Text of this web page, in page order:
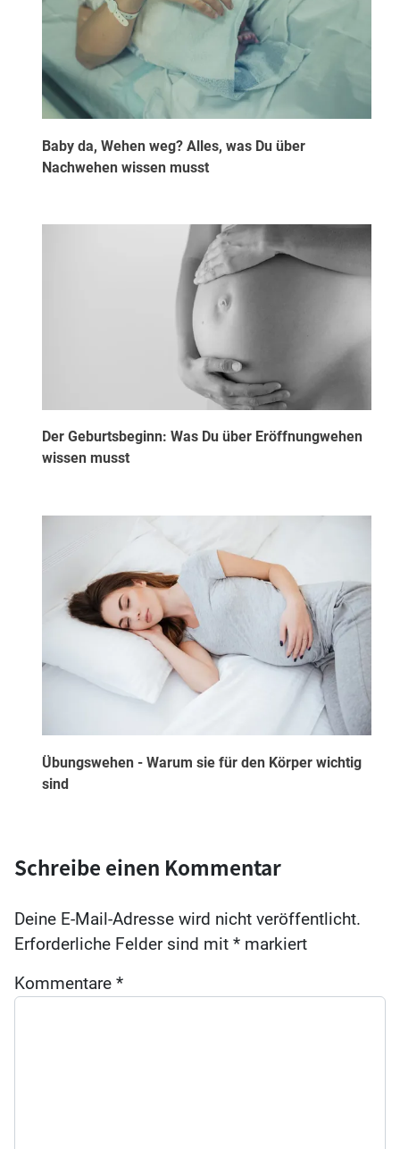
Baby da, Wehen weg? Alles, was Du über
Nachwehen wissen musst
Der Geburtsbeginn: Was Du über Eröffnungwehen
wissen musst
Übungswehen - Warum sie für den Körper wichtig
sind
Schreibe einen Kommentar
Deine E-Mail-Adresse wird nicht veröffentlicht.
Erforderliche Felder sind mit * markiert
Kommentare *